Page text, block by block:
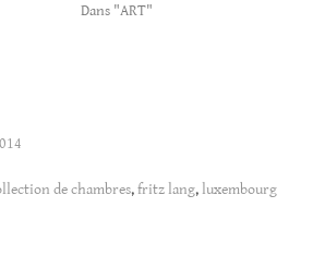
Dans "ART"
de chambres,fritz lang,luxembourg